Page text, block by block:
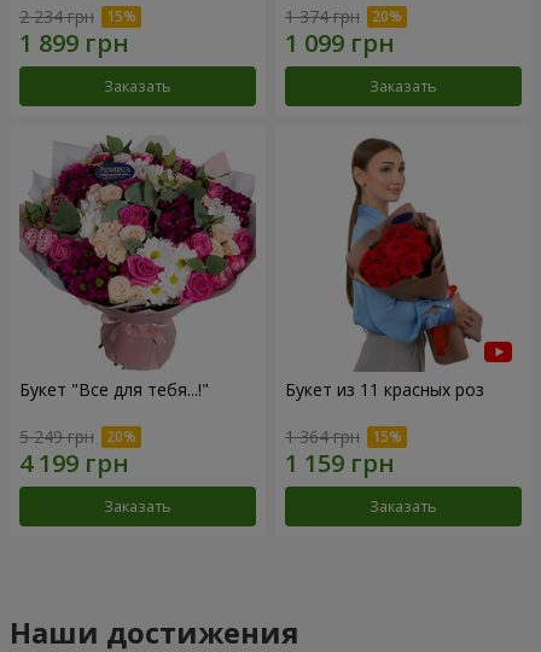
2 234 грн
Заказать
1 374 грн
Заказать
Букет "Все для тебя...!"
5 249 грн
Заказать
Букет из 11 красных роз
1 364 грн
Заказать
Наши достижения